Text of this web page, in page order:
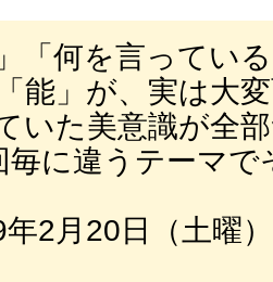
「何を言ってい
能」が、実は大
いた美意識が全
毎に違うテーマ
2月20日（土曜